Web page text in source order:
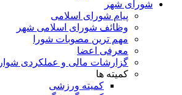
شورای شهر
پیام شورای اسلامی
وظائف شورای اسلامی شهر
مهم ترین مصوبات شورا
معرفی اعضا
گزارشات مالی و عملکردی شوارا
کمیته ها
کمیته ورزشی